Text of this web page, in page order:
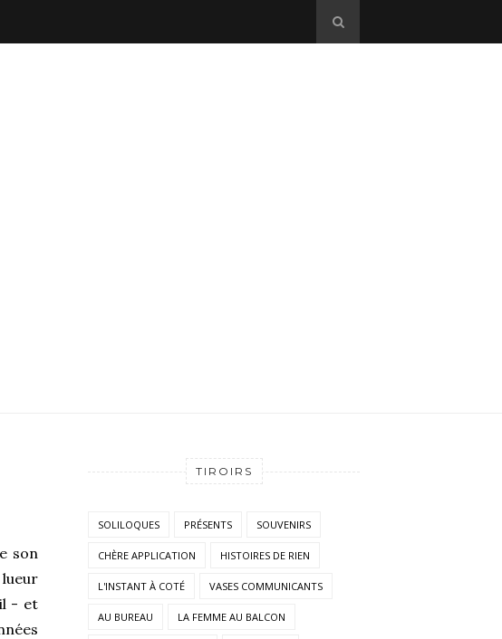
son
- et
TIROIRS
SOLILOQUES PRÉSENTS SOUVENIRS
CHÈRE APPLICATION HISTOIRES DE RIEN
L'INSTANT À COTÉ VASES COMMUNICANTS
AU BUREAU LA FEMME AU BALCON